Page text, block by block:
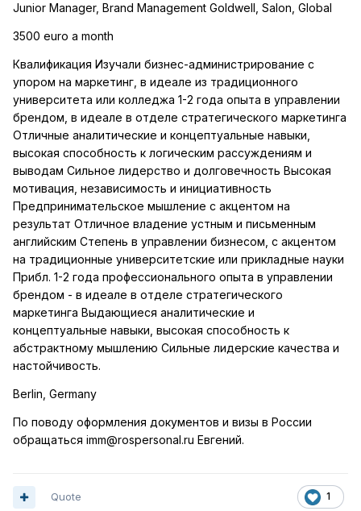
Junior Manager, Brand Management Goldwell, Salon, Global
3500 euro a month
Квалификация Изучали бизнес-администрирование с
упором на маркетинг, в идеале из традиционного
университета или колледжа 1-2 года опыта в управлении
брендом, в идеале в отделе стратегического маркетинга
Отличные аналитические и концептуальные навыки,
высокая способность к логическим рассуждениям и
выводам Сильное лидерство и долговечность Высокая
мотивация, независимость и инициативность
Предпринимательское мышление с акцентом на
результат Отличное владение устным и письменным
английским Степень в управлении бизнесом, с акцентом
на традиционные университетские или прикладные науки
Прибл. 1-2 года профессионального опыта в управлении
брендом - в идеале в отделе стратегического
маркетинга Выдающиеся аналитические и
концептуальные навыки, высокая способность к
абстрактному мышлению Сильные лидерские качества и
настойчивость.
Berlin, Germany
По поводу оформления документов и визы в России
обращаться imm@rospersonal.ru Евгений.
1
Quote